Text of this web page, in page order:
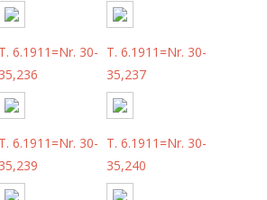
T. 6.1911=Nr. 30-
35,236
T. 6.1911=Nr. 30-
35,237
T. 6.1911=Nr. 30-
35,239
T. 6.1911=Nr. 30-
35,240